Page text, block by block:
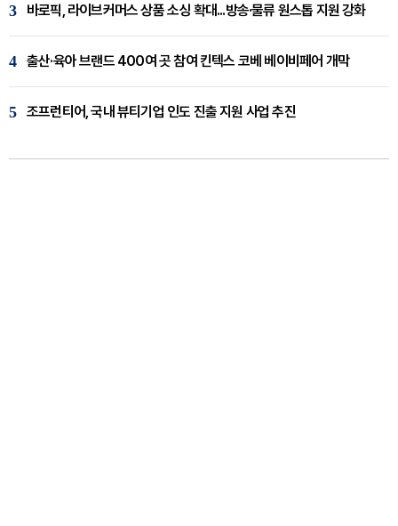
3 바로픽, 라이브커머스 상품 소싱 확대...방송·물류 원스톱 지원 강화
4 출산·육아 브랜드 400여 곳 참여 킨텍스 코베 베이비페어 개막
5 조프런티어, 국내 뷰티기업 인도 진출 지원 사업 추진